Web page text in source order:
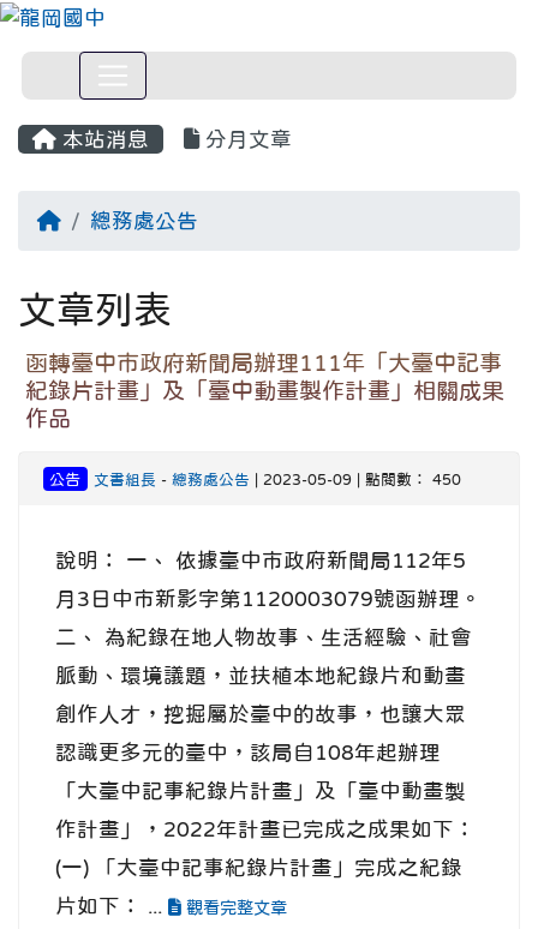
本站消息 分月文章
回首頁總務處公告
文章列表
函轉臺中市政府新聞局辦理111年「大臺中記事
紀錄片計畫」及「臺中動畫製作計畫」相關成果
作品
公告 文書組長 - 總務處公告 | 2023-05-09 | 點閱數： 450
說明： 一、 依據臺中市政府新聞局112年5
月3日中市新影字第1120003079號函辦理。
二、 為紀錄在地人物故事、生活經驗、社會
脈動、環境議題，並扶植本地紀錄片和動畫
創作人才，挖掘屬於臺中的故事，也讓大眾
認識更多元的臺中，該局自108年起辦理
「大臺中記事紀錄片計畫」及「臺中動畫製
作計畫」，2022年計畫已完成之成果如下：
(一) 「大臺中記事紀錄片計畫」完成之紀錄
片如下： ...
觀看完整文章